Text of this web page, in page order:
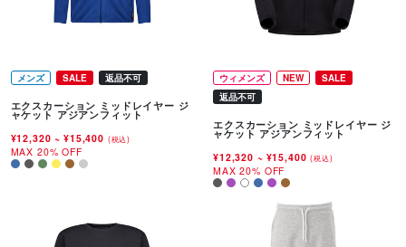
メンズ SALE 返品不可
エクスカーション ミッドレイヤー ジ
ャケット アジアンフィット
¥12,320~ ¥15,400 (税込)
MAX 20% OFF
ウィメンズ NEW
SALE
返品不可
エクスカーション ミッドレイヤー ジ
ャケット アジアンフィット
¥12,320 ~ ¥15,400(税込)
MAX 20% OFF